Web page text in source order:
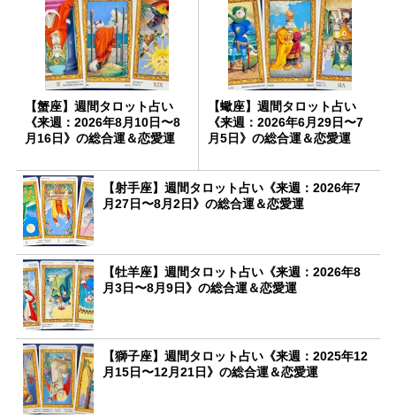
【蟹座】週間タロット占い
《来週：2026年8月10日〜8
月16日》の総合運＆恋愛運
【蠍座】週間タロット占い
《来週：2026年6月29日〜7
月5日》の総合運＆恋愛運
【射手座】週間タロット占い《来週：2026年7
月27日〜8月2日》の総合運＆恋愛運
【牡羊座】週間タロット占い《来週：2026年8
月3日〜8月9日》の総合運＆恋愛運
【獅子座】週間タロット占い《来週：2025年12
月15日〜12月21日》の総合運＆恋愛運